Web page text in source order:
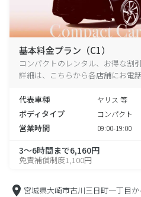
基本料金プラン（C1）
コンパクトのレンタル、お得な割
詳細は、こちらから各店舗にお電話
代表車種 ヤリス 等
ボディタイプ コンパクト
営業時間 09:00-19:00
3～6時間まで6,160円
免責補償制度1,100円
宮城県大崎市古川三日町一丁目か